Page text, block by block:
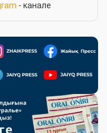
- канале